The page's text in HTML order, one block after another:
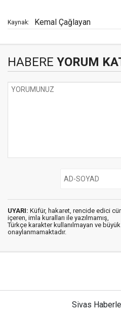
Kaynak: Kemal Çağlayan
HABERE YORUM
UYARI: Küfür, hakaret, rencide edici
içeren, imla kuralları ile yazılmamış,
Türkçe karakter kullanılmayan ve
onaylanmamaktadır.
Sivas